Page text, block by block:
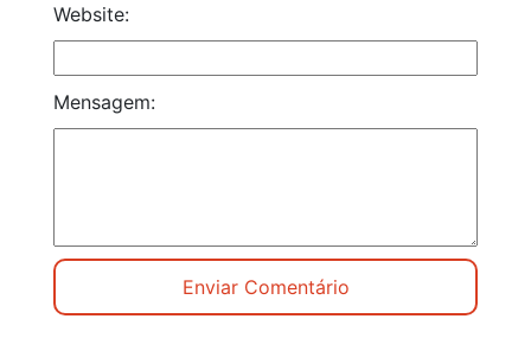
Website:
Mensagem: